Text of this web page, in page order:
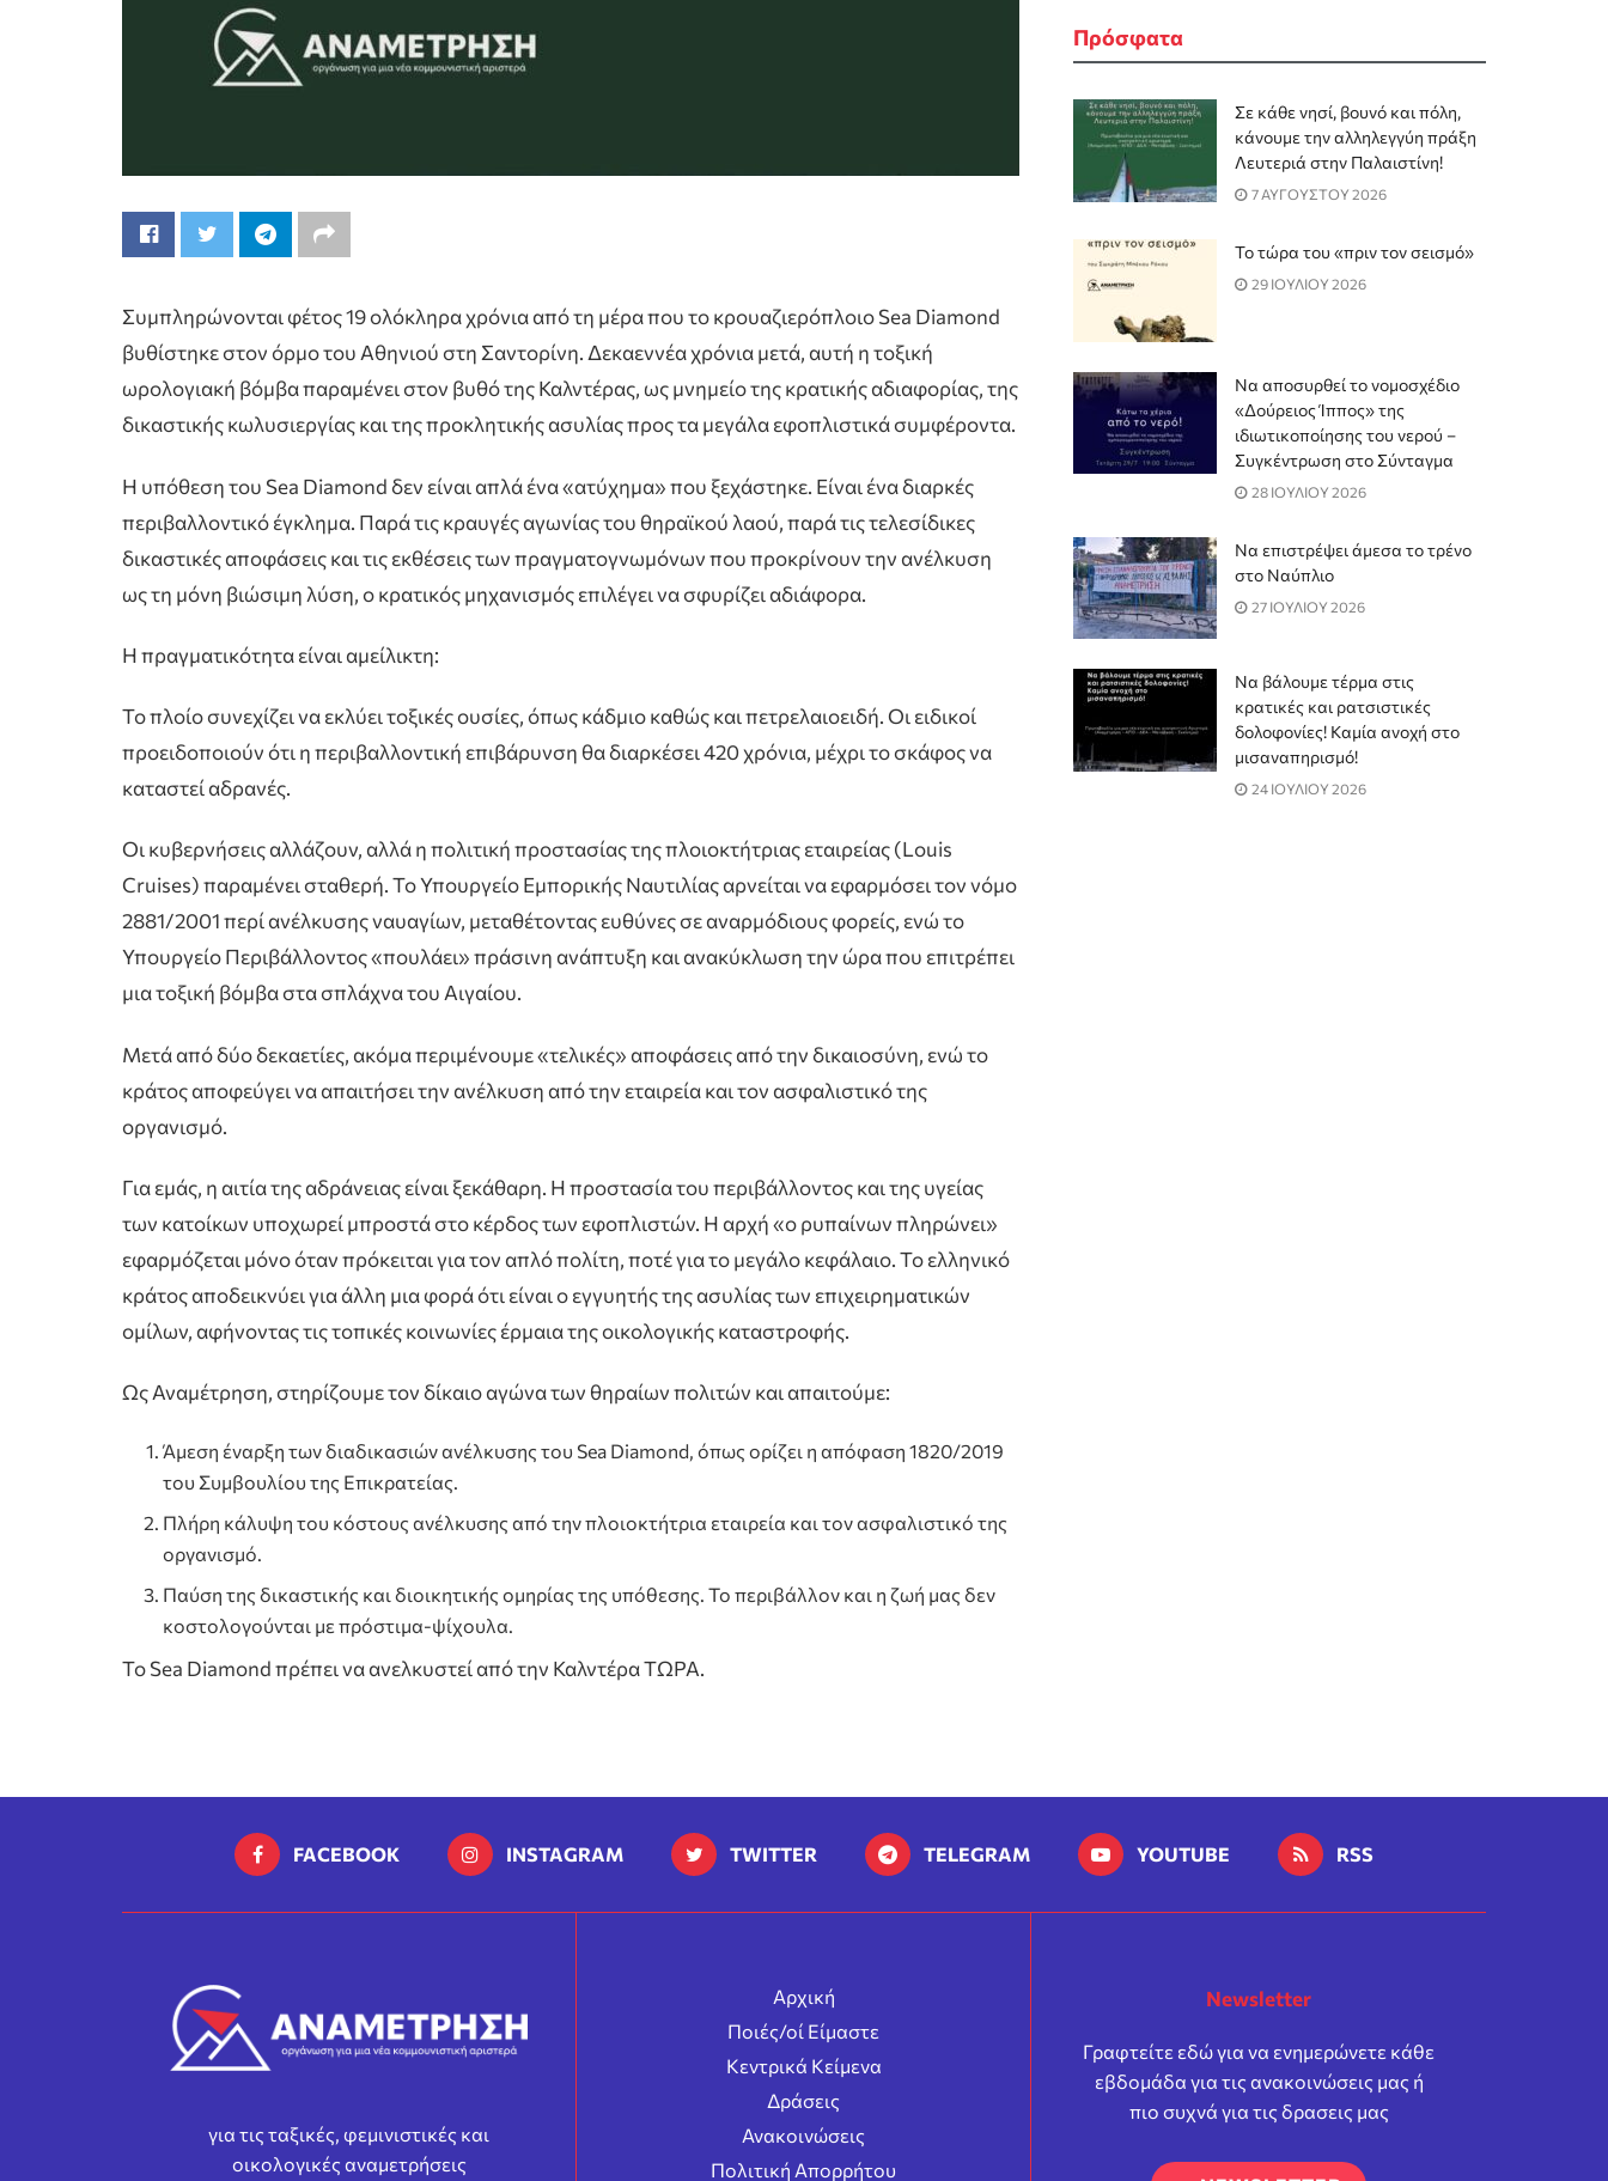
Συμπληρώνονται φέτος 19 ολόκληρα χρόνια από τη μέρα που το κρουαζιερόπλοιο Sea Diamond
βυθίστηκε στον όρμο του Αθηνιού στη Σαντορίνη. Δεκαεννέα χρόνια μετά, αυτή η τοξική
ωρολογιακή βόμβα παραμένει στον βυθό της Καλντέρας, ως μνημείο της κρατικής αδιαφορίας, της
δικαστικής κωλυσιεργίας και της προκλητικής ασυλίας προς τα μεγάλα εφοπλιστικά συμφέροντα.
Η υπόθεση του Sea Diamond δεν είναι απλά ένα «ατύχημα» που ξεχάστηκε. Είναι ένα διαρκές
περιβαλλοντικό έγκλημα. Παρά τις κραυγές αγωνίας του θηραϊκού λαού, παρά τις τελεσίδικες
δικαστικές αποφάσεις και τις εκθέσεις των πραγματογνωμόνων που προκρίνουν την ανέλκυση
ως τη μόνη βιώσιμη λύση, ο κρατικός μηχανισμός επιλέγει να σφυρίζει αδιάφορα.
Η πραγματικότητα είναι αμείλικτη:
Το πλοίο συνεχίζει να εκλύει τοξικές ουσίες, όπως κάδμιο καθώς και πετρελαιοειδή. Οι ειδικοί
προειδοποιούν ότι η περιβαλλοντική επιβάρυνση θα διαρκέσει 420 χρόνια, μέχρι το σκάφος να
καταστεί αδρανές.
Οι κυβερνήσεις αλλάζουν, αλλά η πολιτική προστασίας της πλοιοκτήτριας εταιρείας (Louis
Cruises) παραμένει σταθερή. Το Υπουργείο Εμπορικής Ναυτιλίας αρνείται να εφαρμόσει τον νόμο
2881/2001 περί ανέλκυσης ναυαγίων, μεταθέτοντας ευθύνες σε αναρμόδιους φορείς, ενώ το
Υπουργείο Περιβάλλοντος «πουλάει» πράσινη ανάπτυξη και ανακύκλωση την ώρα που επιτρέπει
μια τοξική βόμβα στα σπλάχνα του Αιγαίου.
Μετά από δύο δεκαετίες, ακόμα περιμένουμε «τελικές» αποφάσεις από την δικαιοσύνη, ενώ το
κράτος αποφεύγει να απαιτήσει την ανέλκυση από την εταιρεία και τον ασφαλιστικό της
οργανισμό.
Για εμάς, η αιτία της αδράνειας είναι ξεκάθαρη. Η προστασία του περιβάλλοντος και της υγείας
των κατοίκων υποχωρεί μπροστά στο κέρδος των εφοπλιστών. Η αρχή «ο ρυπαίνων πληρώνει»
εφαρμόζεται μόνο όταν πρόκειται για τον απλό πολίτη, ποτέ για το μεγάλο κεφάλαιο. Το ελληνικό
κράτος αποδεικνύει για άλλη μια φορά ότι είναι ο εγγυητής της ασυλίας των επιχειρηματικών
ομίλων, αφήνοντας τις τοπικές κοινωνίες έρμαια της οικολογικής καταστροφής.
Ως Αναμέτρηση, στηρίζουμε τον δίκαιο αγώνα των θηραίων πολιτών και απαιτούμε:
Άμεση έναρξη των διαδικασιών ανέλκυσης του Sea Diamond, όπως ορίζει η απόφαση 1820/2019
του Συμβουλίου της Επικρατείας.
Πλήρη κάλυψη του κόστους ανέλκυσης από την πλοιοκτήτρια εταιρεία και τον ασφαλιστικό της
οργανισμό.
Παύση της δικαστικής και διοικητικής ομηρίας της υπόθεσης. Το περιβάλλον και η ζωή μας δεν
κοστολογούνται με πρόστιμα-ψίχουλα.
Το Sea Diamond πρέπει να ανελκυστεί από την Καλντέρα ΤΩΡΑ.
Πρόσφατα
Σε κάθε νησί, βουνό και πόλη,
κάνουμε την αλληλεγγύη πράξη
Λευτεριά στην Παλαιστίνη!
7 ΑΥΓΟΥΣΤΟΥ 2026
Το τώρα του «πριν τον σεισμό»
29 ΙΟΥΛΙΟΥ 2026
Να αποσυρθεί το νομοσχέδιο
«Δούρειος Ίππος» της
ιδιωτικοποίησης του νερού –
Συγκέντρωση στο Σύνταγμα
28 ΙΟΥΛΙΟΥ 2026
Να επιστρέψει άμεσα το τρένο
στο Ναύπλιο
27 ΙΟΥΛΙΟΥ 2026
Να βάλουμε τέρμα στις
κρατικές και ρατσιστικές
δολοφονίες! Καμία ανοχή στο
μισαναπηρισμό!
24 ΙΟΥΛΙΟΥ 2026
FACEBOOK INSTAGRAM TWITTER TELEGRAM YOUTUBE RSS
για τις ταξικές, φεμινιστικές και
οικολογικές αναμετρήσεις
Αρχική
Ποιές/οί Είμαστε
Κεντρικά Κείμενα
Δράσεις
Ανακοινώσεις
Πολιτική Απορρήτου
Newsletter
Γραφτείτε εδώ για να ενημερώνετε κάθε
εβδομάδα για τις ανακοινώσεις μας ή
πιο συχνά για τις δρασεις μας